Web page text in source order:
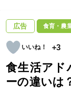
広告 食育・農
+3
食生活アド
ーの違いは